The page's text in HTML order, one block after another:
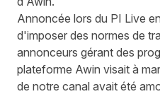
Annoncée lors du PI Live
d'imposer des normes de
annonceurs gérant des
plateforme Awin visait à
de notre canal avait été